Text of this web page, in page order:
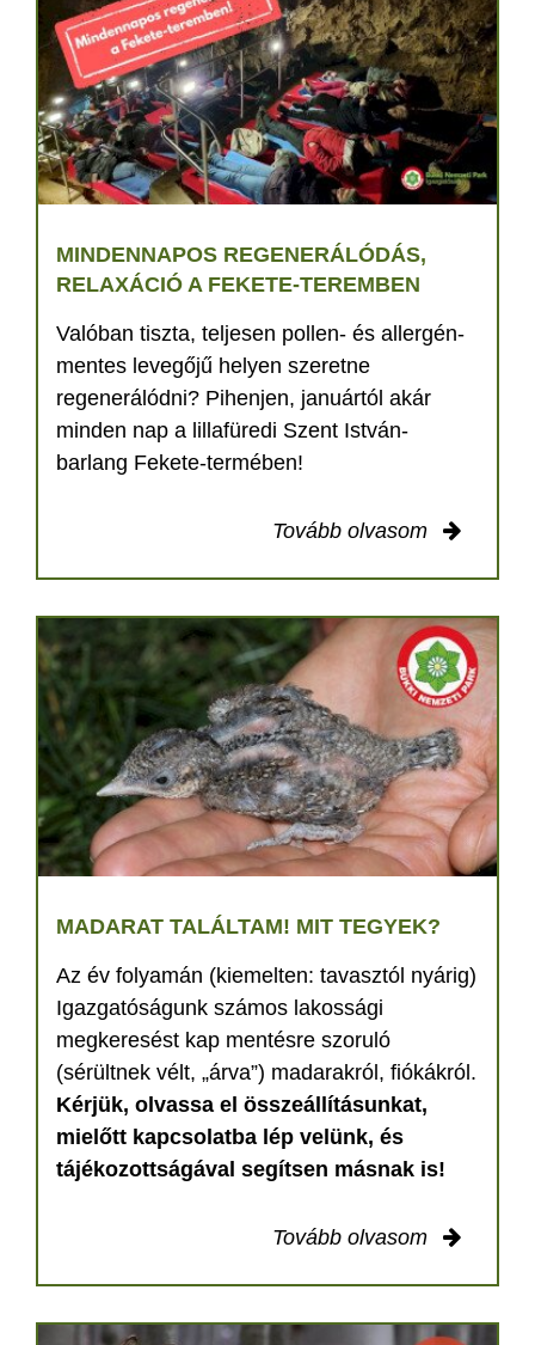
MINDENNAPOS REGENERÁLÓDÁS,
RELAXÁCIÓ A FEKETE-TEREMBEN
Valóban tiszta, teljesen pollen- és allergén-
mentes levegőjű helyen szeretne
regenerálódni? Pihenjen, januártól akár
minden nap a lillafüredi Szent István-
barlang Fekete-termében!
Tovább olvasom
MADARAT TALÁLTAM! MIT TEGYEK?
Az év folyamán (kiemelten: tavasztól nyárig)
Igazgatóságunk számos lakossági
megkeresést kap mentésre szoruló
(sérültnek vélt, „árva”) madarakról, fiókákról.
Kérjük, olvassa el összeállításunkat,
mielőtt kapcsolatba lép velünk, és
tájékozottságával segítsen másnak is!
Tovább olvasom